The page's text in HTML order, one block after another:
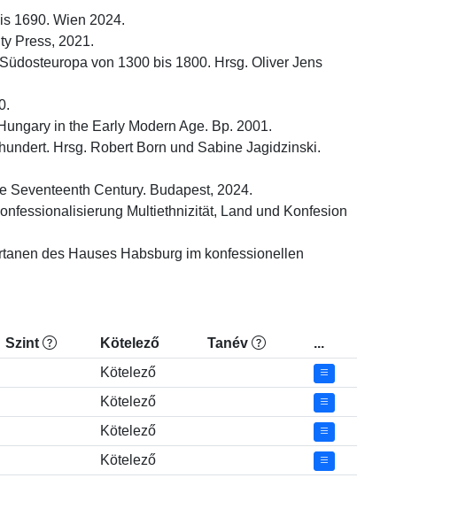
1690. Wien 2024.
Press, 2021.
von 1300 bis 1800. Hrsg. Oliver Jens
in the Early Modern Age. Bp. 2001.
Hrsg. Robert Born und Sabine Jagidzinski.
Seventeenth Century. Budapest, 2024.
Multiethnizität, Land und Konfesion
des Hauses Habsburg im konfessionellen
Szint Kötelező Tanév
...
Kötelező
Kötelező
Kötelező
Kötelező